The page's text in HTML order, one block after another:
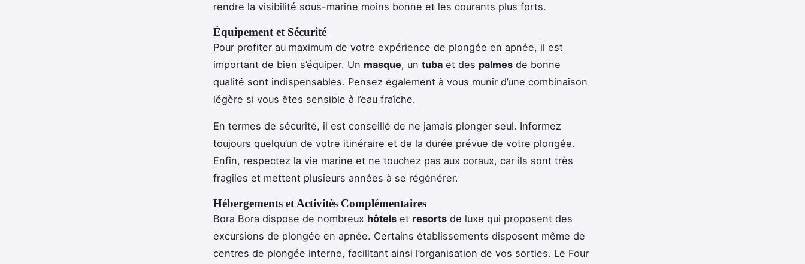
rendre la visibilité sous-marine moins bonne et les courants plus forts.
Équipement et Sécurité
Pour profiter au maximum de votre expérience de plongée en apnée, il est
important de bien s’équiper. Un masque, un tuba et des palmes de bonne
qualité sont indispensables. Pensez également à vous munir d’une combinaison
légère si vous êtes sensible à l’eau fraîche.
En termes de sécurité, il est conseillé de ne jamais plonger seul. Informez
toujours quelqu’un de votre itinéraire et de la durée prévue de votre plongée.
Enfin, respectez la vie marine et ne touchez pas aux coraux, car ils sont très
fragiles et mettent plusieurs années à se régénérer.
Hébergements et Activités Complémentaires
Bora Bora dispose de nombreux hôtels et resorts de luxe qui proposent des
excursions de plongée en apnée. Certains établissements disposent même de
centres de plongée interne, facilitant ainsi l’organisation de vos sorties. Le Four